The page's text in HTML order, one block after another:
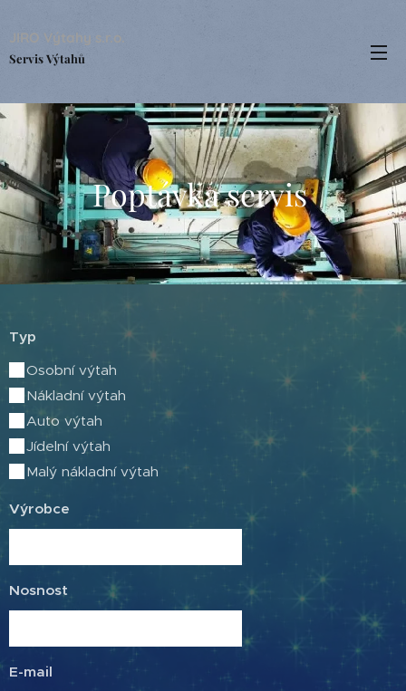
JIRO Výtahy s.r.o.
Servis Výtahů
Poptávka servis
Typ
Osobní výtah
Nákladní výtah
Auto výtah
Jídelní výtah
Malý nákladní výtah
Výrobce
Nosnost
E-mail